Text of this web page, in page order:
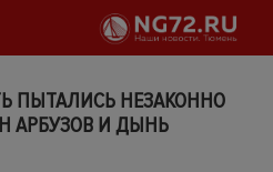
ПЫТАЛИСЬ НЕЗАКОННО
АРБУЗОВ И ДЫНЬ